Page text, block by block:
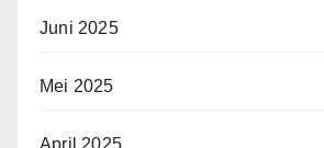
Juni 2025
Mei 2025
April 2025